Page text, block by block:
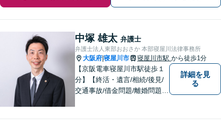
中塚 雄太 弁護士
弁護士法人東部おおさか 本部寝屋川法律事務所
大阪府 寝屋川市 寝屋川市駅 から徒歩1分
【京阪電車寝屋川市駅徒歩１
分】【終活・遺言/相続/後見/
交通事故/借金問題/離婚問題等
詳細を見
る